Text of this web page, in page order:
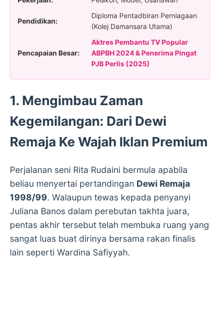
Pendidikan:
Diploma Pentadbiran Perniagaan
(Kolej Damansara Utama)
Pencapaian Besar:
Aktres Pembantu TV Popular
ABPBH 2024 & Penerima Pingat
PJB Perlis (2025)
1. Mengimbau Zaman
Kegemilangan: Dari Dewi
Remaja Ke Wajah Iklan Premium
Perjalanan seni Rita Rudaini bermula apabila
beliau menyertai pertandingan Dewi Remaja
1998/99. Walaupun tewas kepada penyanyi
Juliana Banos dalam perebutan takhta juara,
pentas akhir tersebut telah membuka ruang yang
sangat luas buat dirinya bersama rakan finalis
lain seperti Wardina Safiyyah.